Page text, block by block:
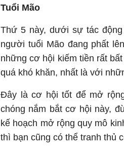
Tuổi Mão
Thứ 5 này, dưới sự tác
người tuổi Mão đang phất
những cơ hội kiếm tiền rất
quá khó khăn, nhất là với
Đây là cơ hội tốt để mở
chóng nắm bắt cơ hội này,
kế hoạch mở rộng quy mô
thì bạn cũng có thể tranh thủ